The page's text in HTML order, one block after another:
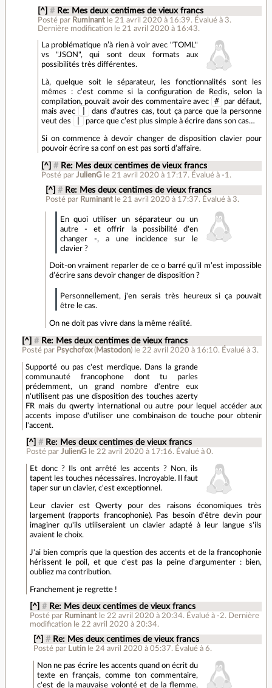
[^] # Re: Mes deux centimes de vieux francs
Posté par Ruminant le 21 avril 2020 à 16:39. Évalué à 3.
Dernière modification le 21 avril 2020 à 16:43.
La problématique n’à rien à voir avec "TOML"
vs "JSON", qui sont deux formats aux
possibilités très différentes.
Là, quelque soit le séparateur, les fonctionnalités sont les
mêmes : c’est comme si la configuration de Redis, selon la
compilation, pouvait avoir des commentaire avec
#
par défaut,
mais avec
dans d’autres cas, tout ça parce que la personne
veut des
parce que c’est plus simple à écrire dans son cas…
Si on commence à devoir changer de disposition clavier pour
pouvoir écrire sa conf on est pas sorti d’affaire.
[^] # Re: Mes deux centimes de vieux francs
Posté parJulienG le 21 avril 2020 à 17:17. Évalué à -1 .
[^] # Re: Mes deux centimes de vieux francs
Posté par Ruminant le 21 avril 2020 à 17:37. Évalué à 3.
En quoi utiliser un séparateur ou un
autre - et offrir la possibilité d'en
changer -, a une incidence sur le
clavier ?
Doit-on vraiment reparler de ce o barré qu’il m’est impossible
d’écrire sans devoir changer de disposition ?
Personnellement, j'en serais très heureux si ça pouvait
être le cas.
On ne doit pas vivre dans la même réalité.
[^] # Re: Mes deux centimes de vieux francs
Posté par Psychofox( Mastodon) le 22 avril 2020 à 16:10. Évalué à 3.
Supporté ou pas c'est merdique. Dans la grande
communauté francophone dont tu parles
prédemment, un grand nombre d'entre eux
n'utilisent pas une disposition des touches azerty
FR mais du qwerty international ou autre pour lequel accéder aux
accents impose d'utiliser une combinaison de touche pour obtenir
l'accent.
[^] # Re: Mes deux centimes de vieux francs
Posté par JulienG le 22 avril 2020 à 17:16.Évalué à 0.
Et donc ? Ils ont arrêté les accents ? Non, ils
tapent les touches nécessaires. Incroyable. Il faut
taper sur un clavier, c'est exceptionnel.
Leur clavier est Qwerty pour des raisons économiques très
largement (rapports francophonie). Pas besoin d'être devin pour
imaginer qu'ils utiliseraient un clavier adapté à leur langue s'ils
avaient le choix.
J'ai bien compris que la question des accents et de la francophonie
hérissent le poil, et que c'est pas la peine d'argumenter : bien,
oubliez ma contribution.
Franchement je regrette !
[^] # Re: Mes deux centimes de vieux francs
Posté par Ruminant le 22 avril 2020 à 20:34.Évalué à -2.Dernière
modification le 22 avril 2020 à 20:34.
[^] # Re: Mes deux centimes de vieux francs
Posté par Lutin le 24 avril 2020 à 05:37. Évalué à6.
Non ne pas écrire les accents quand on écrit du
texte en français, comme ton commentaire,
c'est de la mauvaise volonté et de la flemme,